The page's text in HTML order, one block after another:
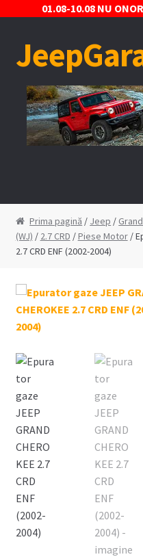
01.08-10.08 NU
Sari
la
Sari
la
Prima pagină
Contact
Coș
Plată
Politica COOKIE
Politica de
Prima pagină / Jeep /
(WJ) / 2.7 CRD /Piese Motor/
2.7 CRD ENF (2002-2004)